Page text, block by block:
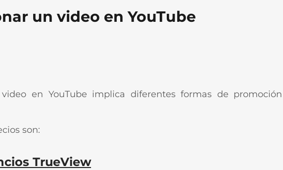
un video en YouTube
en YouTube implica diferentes formas de
son:
TrueView